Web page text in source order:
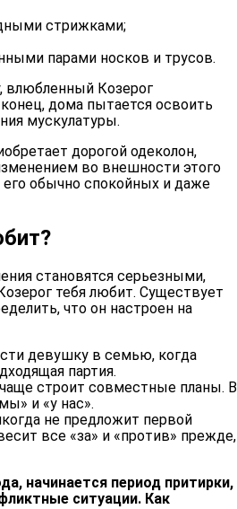
стрижками;
парами носков и трусов.
влюбленный Козерог
дома пытается освоить
мускулатуры.
дорогой одеколон,
во внешности этого
обычно спокойных и даже
становятся серьезными,
тебя любит. Существует
что он настроен на
девушку в семью, когда
партия.
строит совместные планы. В
и «у нас».
не предложит первой
все «за» и «против» прежде,
начинается период притирки,
ситуации. Как